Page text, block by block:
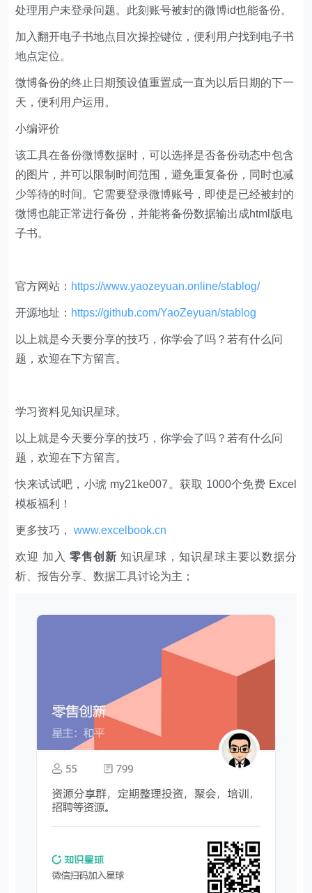
处理用户未登录问题。此刻账号被封的微博id也能备份。
加入翻开电子书地点目次操控键位，便利用户找到电子书
地点定位。
微博备份的终止日期预设值重置成一直为以后日期的下一
天，便利用户运用。
小编评价
该工具在备份微博数据时，可以选择是否备份动态中包含
的图片，并可以限制时间范围，避免重复备份，同时也减
少等待的时间。它需要登录微博账号，即使是已经被封的
微博也能正常进行备份，并能将备份数据输出成html版电
子书。
官方网站： https://www.yaozeyuan.online/stablog/
开源地址： https://github.com/YaoZeyuan/stablog
以上就是今天要分享的技巧，你学会了吗？若有什么问
题，欢迎在下方留言。
学习资料见知识星球。
以上就是今天要分享的技巧，你学会了吗？若有什么问
题，欢迎在下方留言。
快来试试吧，小琥 my21ke007。获取 1000个免费 Excel
模板福利​​​​！
更多技巧，www.excelbook.cn
欢迎 加入 零售创新 知识星球，知识星球主要以数据分
析、报告分享、数据工具讨论为主；